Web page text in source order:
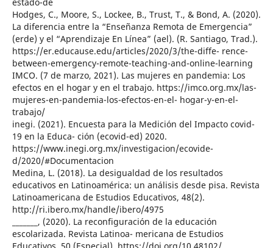
Hodges, C., Moore, S., Lockee, B., Trust, T., & Bond, A. (2020).
La diferencia entre la “Enseñanza Remota de Emergencia”
(erde) y el “Aprendizaje En Línea” (ael). (R. Santiago, Trad.).
https://er.educause.edu/articles/2020/3/the-diffe- rence-
between-emergency-remote-teaching-and-online-learning
IMCO. (7 de marzo, 2021). Las mujeres en pandemia: Los
efectos en el hogar y en el trabajo. https://imco.org.mx/las-
mujeres-en-pandemia-los-efectos-en-el- hogar-y-en-el-
trabajo/
inegi. (2021). Encuesta para la Medición del Impacto covid-
19 en la Educa- ción (ecovid-ed) 2020.
https://www.inegi.org.mx/investigacion/ecovide-
d/2020/#Documentacion
Medina, L. (2018). La desigualdad de los resultados
educativos en Latinoamérica: un análisis desde pisa. Revista
Latinoamericana de Estudios Educativos, 48(2).
http://ri.ibero.mx/handle/ibero/4975
_______, (2020). La reconfiguración de la educación
escolarizada. Revista Latinoa- mericana de Estudios